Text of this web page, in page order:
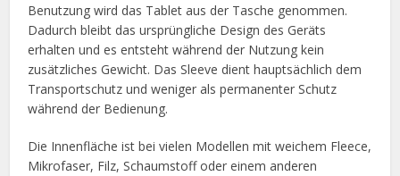
Benutzung wird das Tablet aus der Tasche genommen.
Dadurch bleibt das ursprüngliche Design des Geräts
erhalten und es entsteht während der Nutzung kein
zusätzliches Gewicht. Das Sleeve dient hauptsächlich dem
Transportschutz und weniger als permanenter Schutz
während der Bedienung.
Die Innenfläche ist bei vielen Modellen mit weichem Fleece,
Mikrofaser, Filz, Schaumstoff oder einem anderen